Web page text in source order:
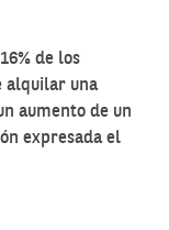
de los
alquilar una
aumento de un
expresada el